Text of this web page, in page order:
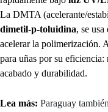
La DMTA (acelerante/
dimetil-p-toluidina, se
acelerar la polimerización.
para uñas por su
acabado y durabilidad.
Lea más: Paraguay